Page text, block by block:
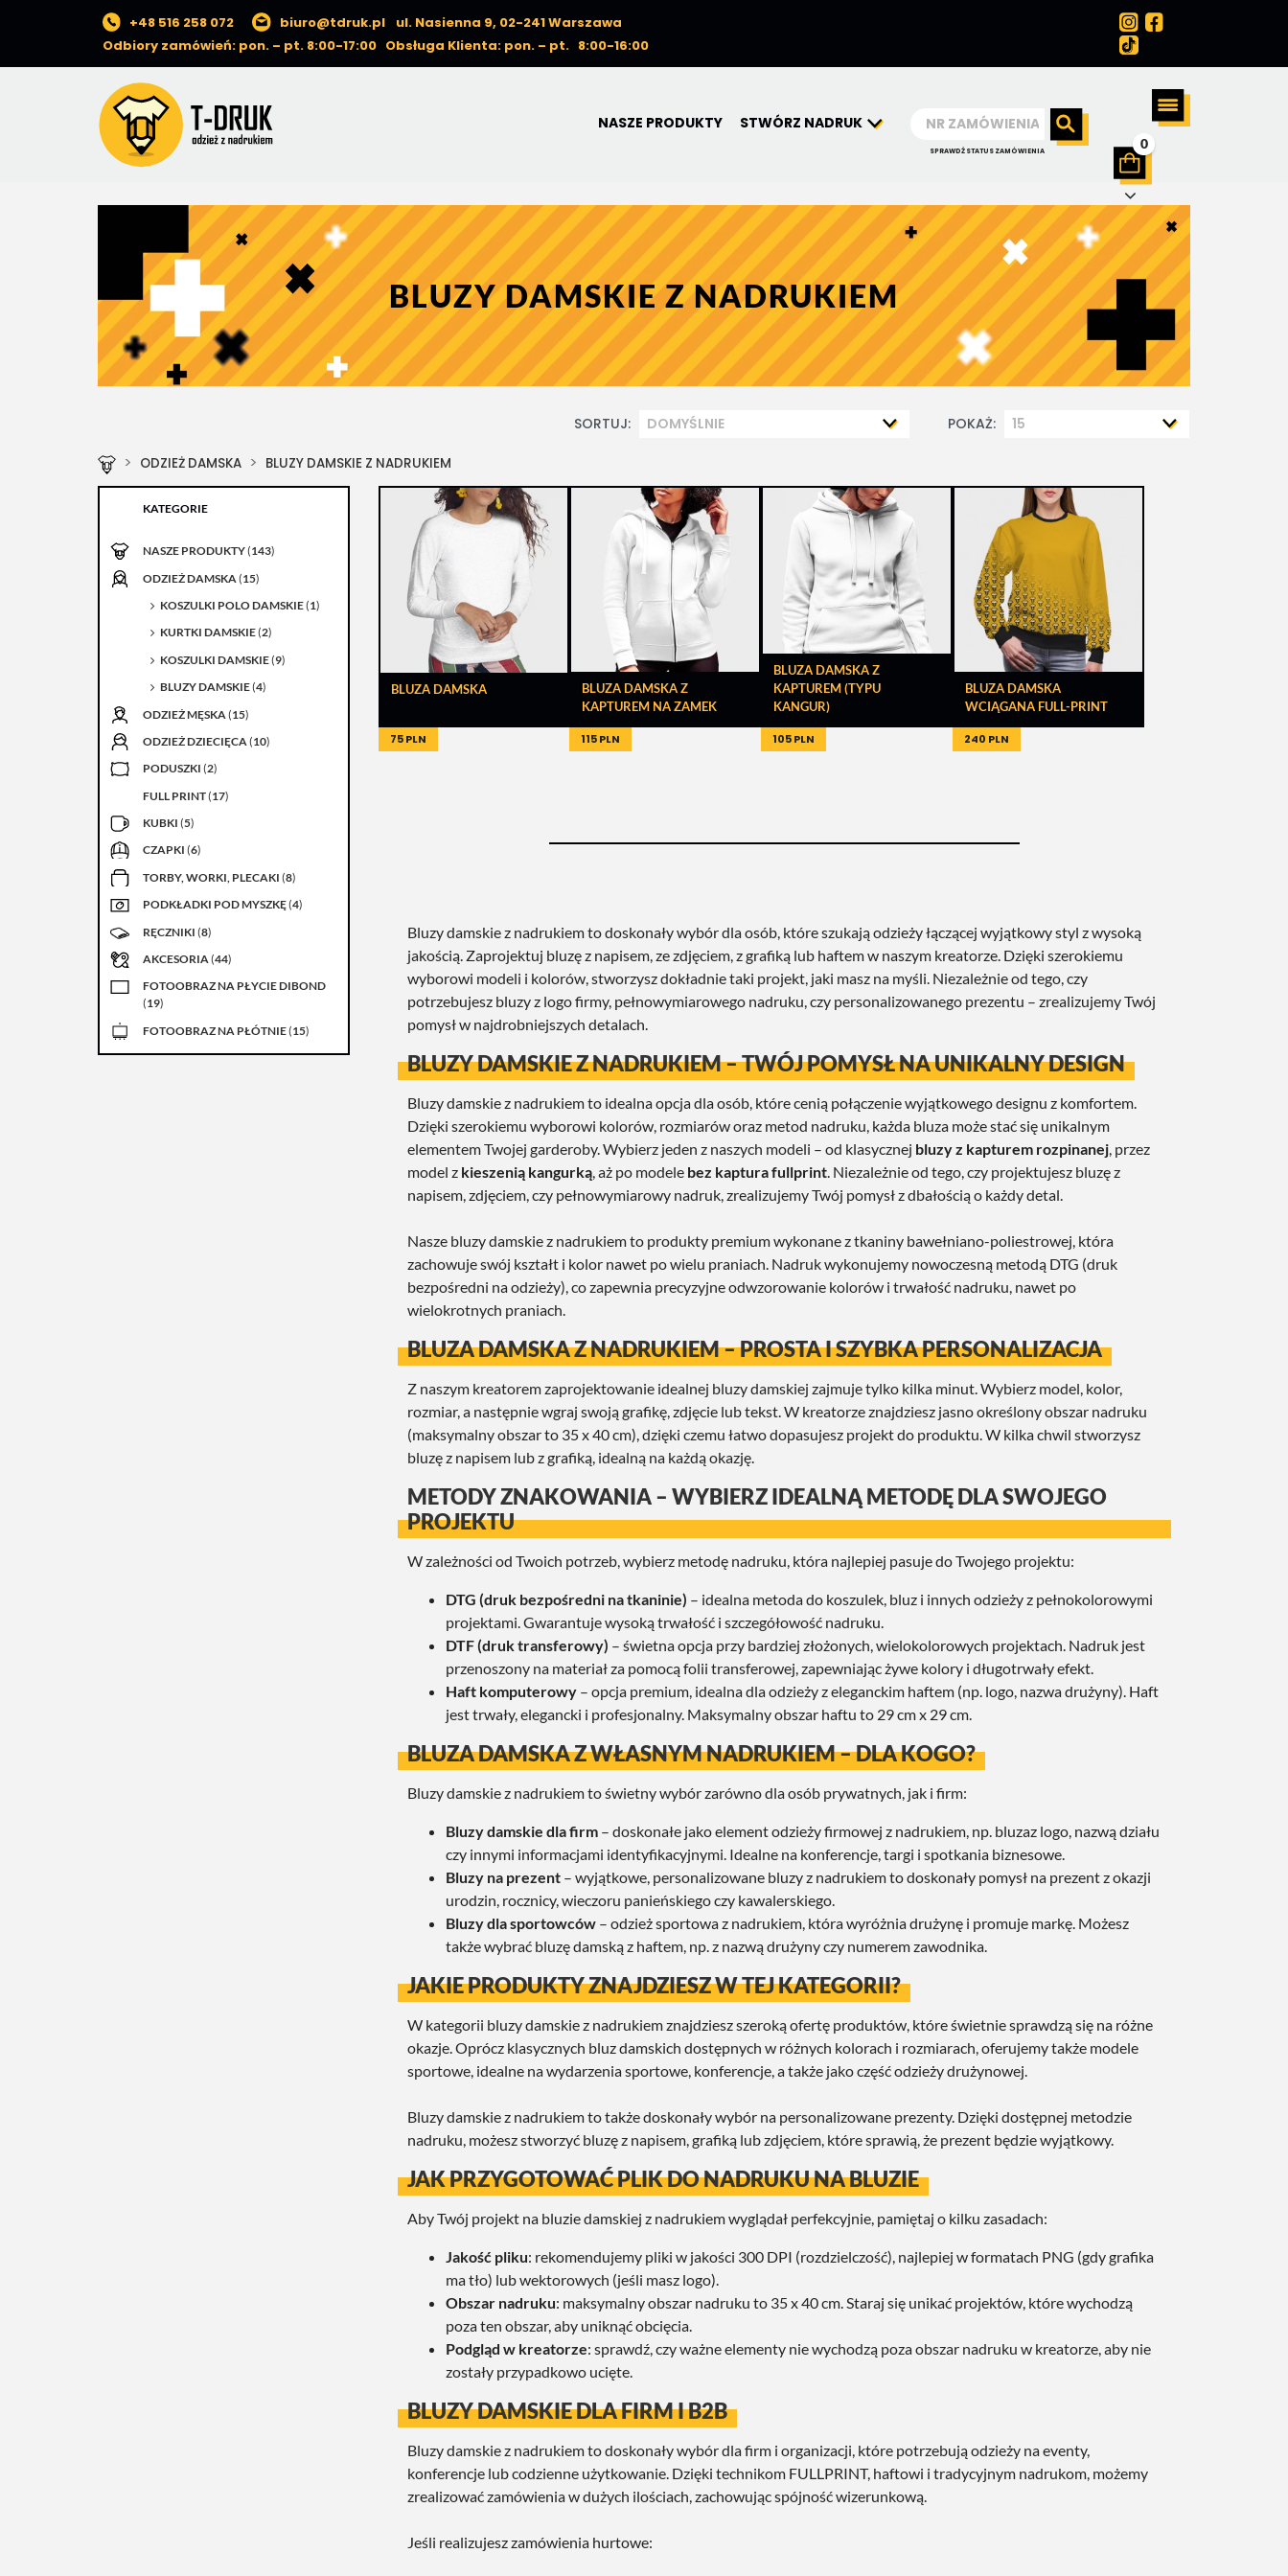
+48 516 258 072 biuro@tdruk.pl
ul. Nasienna 9, 02-241 Warszawa
Odbiory zamówień: pon. – pt. 8:00-17:00 Obsługa Klienta: pon. – pt. 8:00-16:00
NASZE PRODUKTY STWÓRZ NADRUK
SPRAWDŹ STATUS ZAMÓWIENIA 0
BLUZY DAMSKIE Z NADRUKIEM
SORTUJ: POKAŻ:
ODZIEŻ DAMSKA BLUZY DAMSKIE Z NADRUKIEM
KATEGORIE
NASZE PRODUKTY(143)
ODZIEŻ DAMSKA(15)
KOSZULKI POLO DAMSKIE(1)
KURTKI DAMSKIE(2)
KOSZULKI DAMSKIE(9)
BLUZY DAMSKIE(4)
ODZIEŻ MĘSKA(15)
ODZIEŻ DZIECIĘCA(10)
PODUSZKI(2)
FULL PRINT(17)
KUBKI(5)
CZAPKI(6)
TORBY, WORKI, PLECAKI(8)
PODKŁADKI POD MYSZKĘ(4)
RĘCZNIKI(8)
AKCESORIA(44)
FOTOOBRAZ NA PŁYCIE DIBOND
(19)
FOTOOBRAZ NA PŁÓTNIE(15)
BLUZA DAMSKA
75 PLN
BLUZA DAMSKA Z
KAPTUREM NA ZAMEK
115 PLN
BLUZA DAMSKA Z
KAPTUREM (TYPU
KANGUR)
105 PLN
BLUZA DAMSKA
WCIĄGANA FULL-PRINT
240 PLN
Bluzy damskie z nadrukiem to doskonały wybór dla osób, które szukają odzieży łączącej wyjątkowy styl z wysoką
jakością. Zaprojektuj bluzę z napisem, ze zdjęciem, z grafiką lub haftem w naszym kreatorze. Dzięki szerokiemu
wyborowi modeli i kolorów, stworzysz dokładnie taki projekt, jaki masz na myśli. Niezależnie od tego, czy
potrzebujesz bluzy z logo firmy, pełnowymiarowego nadruku, czy personalizowanego prezentu – zrealizujemy Twój
pomysł w najdrobniejszych detalach.
BLUZY DAMSKIE Z NADRUKIEM – TWÓJ POMYSŁ NA UNIKALNY DESIGN
Bluzy damskie z nadrukiem to idealna opcja dla osób, które cenią połączenie wyjątkowego designu z komfortem.
Dzięki szerokiemu wyborowi kolorów, rozmiarów oraz metod nadruku, każda bluza może stać się unikalnym
elementem Twojej garderoby. Wybierz jeden z naszych modeli – od klasycznej bluzy z kapturem rozpinanej, przez
model z kieszenią kangurką, aż po modele bez kaptura fullprint. Niezależnie od tego, czy projektujesz bluzę z
napisem, zdjęciem, czy pełnowymiarowy nadruk, zrealizujemy Twój pomysł z dbałością o każdy detal.
Nasze bluzy damskie z nadrukiem to produkty premium wykonane z tkaniny bawełniano-poliestrowej, która
zachowuje swój kształt i kolor nawet po wielu praniach. Nadruk wykonujemy nowoczesną metodą DTG (druk
bezpośredni na odzieży), co zapewnia precyzyjne odwzorowanie kolorów i trwałość nadruku, nawet po
wielokrotnych praniach.
BLUZA DAMSKA Z NADRUKIEM – PROSTA I SZYBKA PERSONALIZACJA
Z naszym kreatorem zaprojektowanie idealnej bluzy damskiej zajmuje tylko kilka minut. Wybierz model, kolor,
rozmiar, a następnie wgraj swoją grafikę, zdjęcie lub tekst. W kreatorze znajdziesz jasno określony obszar nadruku
(maksymalny obszar to 35 x 40 cm), dzięki czemu łatwo dopasujesz projekt do produktu. W kilka chwil stworzysz
bluzę z napisem lub z grafiką, idealną na każdą okazję.
METODY ZNAKOWANIA – WYBIERZ IDEALNĄ METODĘ DLA SWOJEGO
PROJEKTU
W zależności od Twoich potrzeb, wybierz metodę nadruku, która najlepiej pasuje do Twojego projektu:
DTG (druk bezpośredni na tkaninie) – idealna metoda do koszulek, bluz i innych odzieży z pełnokolorowymi
projektami. Gwarantuje wysoką trwałość i szczegółowość nadruku.
DTF(druk transferowy) – świetna opcja przy bardziej złożonych, wielokolorowych projektach. Nadruk jest
przenoszony na materiał za pomocą folii transferowej, zapewniając żywe kolory i długotrwały efekt.
Haft komputerowy– opcja premium, idealna dla odzieży z eleganckim haftem (np. logo, nazwa drużyny). Haft
jest trwały, elegancki i profesjonalny. Maksymalny obszar haftu to 29 cm x 29 cm.
BLUZA DAMSKA Z WŁASNYM NADRUKIEM – DLA KOGO?
Bluzy damskie z nadrukiem to świetny wybór zarówno dla osób prywatnych, jak i firm:
Bluzy damskie dla firm– doskonałe jako element odzieży firmowej z nadrukiem, np. bluzaz logo, nazwą działu
czy innymi informacjami identyfikacyjnymi. Idealne na konferencje, targi i spotkania biznesowe.
Bluzy na prezent– wyjątkowe, personalizowane bluzy z nadrukiem to doskonały pomysł na prezent z okazji
urodzin, rocznicy, wieczoru panieńskiego czy kawalerskiego.
Bluzy dla sportowców– odzież sportowa z nadrukiem, która wyróżnia drużynę i promuje markę. Możesz
także wybrać bluzę damską z haftem, np. z nazwą drużyny czy numerem zawodnika.
JAKIE PRODUKTY ZNAJDZIESZ W TEJ KATEGORII?
W kategorii bluzy damskie z nadrukiem znajdziesz szeroką ofertę produktów, które świetnie sprawdzą się na różne
okazje. Oprócz klasycznych bluz damskich dostępnych w różnych kolorach i rozmiarach, oferujemy także modele
sportowe, idealne na wydarzenia sportowe, konferencje, a także jako część odzieży drużynowej.
Bluzy damskie z nadrukiem to także doskonały wybór na personalizowane prezenty. Dzięki dostępnej metodzie
nadruku, możesz stworzyć bluzę z napisem, grafiką lub zdjęciem, które sprawią, że prezent będzie wyjątkowy.
JAK PRZYGOTOWAĆ PLIK DO NADRUKU NA BLUZIE
Aby Twój projekt na bluzie damskiej z nadrukiem wyglądał perfekcyjnie, pamiętaj o kilku zasadach:
Jakość pliku: rekomendujemy pliki w jakości 300 DPI (rozdzielczość), najlepiej w formatach PNG (gdy grafika
ma tło) lub wektorowych (jeśli masz logo).
Obszar nadruku: maksymalny obszar nadruku to 35 x 40 cm. Staraj się unikać projektów, które wychodzą
poza ten obszar, aby uniknąć obcięcia.
Podgląd w kreatorze: sprawdź, czy ważne elementy nie wychodzą poza obszar nadruku w kreatorze, aby nie
zostały przypadkowo ucięte.
BLUZY DAMSKIE DLA FIRM I B2B
Bluzy damskie z nadrukiem to doskonały wybór dla firm i organizacji, które potrzebują odzieży na eventy,
konferencje lub codzienne użytkowanie. Dzięki technikom FULLPRINT, haftowi i tradycyjnym nadrukom, możemy
zrealizować zamówienia w dużych ilościach, zachowując spójność wizerunkową.
Jeśli realizujesz zamówienia hurtowe: